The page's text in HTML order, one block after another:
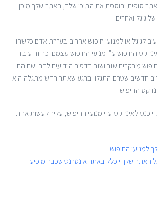
סופית והוספת את התוכן שלך, האתר שלך מוכן
גוגל ואחרים.
לגוגל או למנועי חיפוש אחרים בעזרת אדם כלשהו.
החיפוש ע"י מנועי החיפוש עצמם. כך זה עובד:
מבקרים שוב ושוב בדפים הידועים להם ושם הם
חדשים שטרם התגלו. ברגע שאתר חדש מתגלה הוא
החיפוש.
לאינדקס ע"י מנועי החיפוש, עליך לעשות אחת
למנועי החיפוש.
האתר שלך ייכלל באתר אינטרנט שכבר מופיע